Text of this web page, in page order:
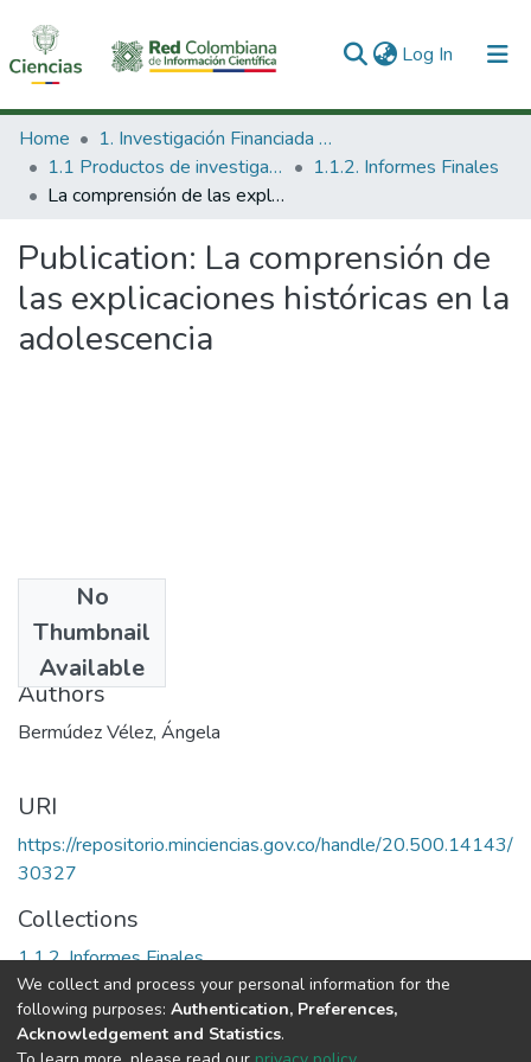
Log In (current)
Communities & Collections
All of DSpace
Home
1. Investigación Financiada con Recursos Públicos
1.1 Productos de investigación
1.1.2. Informes Finales
La comprensión de las explicaciones históricas en la adolescencia
Publication: La comprensión de
las explicaciones históricas en la
adolescencia
No
Thumbnail
Available
1997
Authors
Bermúdez Vélez, Ángela
URI
https://repositorio.minciencias.gov.co/handle/20.500.14143/
30327
Collections
1.1.2. Informes Finales
Full item page
We collect and process your personal information for the
following purposes: Authentication, Preferences,
Acknowledgement and Statistics.